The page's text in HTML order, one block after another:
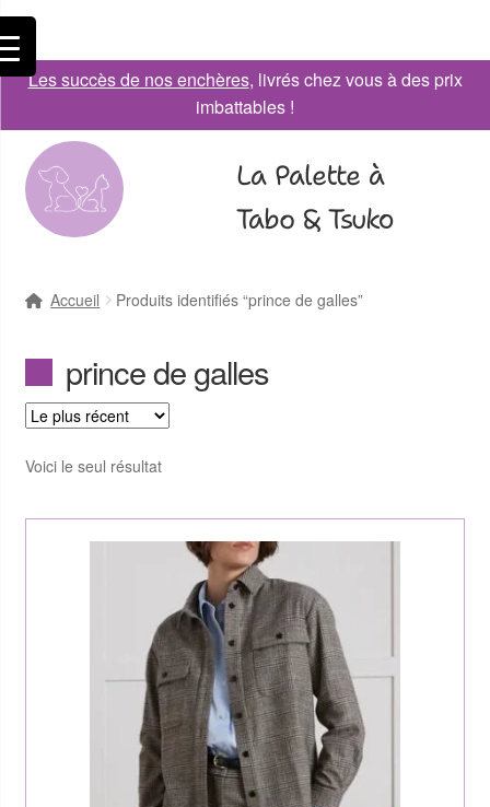
Les succès de nos enchères, livrés chez vous à des prix
imbattables !
La Palette à
Tabo & Tsuko
Accueil Produits identifiés “prince de galles”
prince de galles
Voici le seul résultat